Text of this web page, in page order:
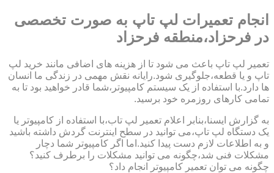
انجام تعمیرات لپ تاپ به صورت تخصصی
در فرحزاد،منطقه فرحزاد
تعمیر لپ تاپ باعث می شود تا از هزینه های اضافی مانند خرید لپ
تاپ و یا قطعه،جلوگیری شود.رایانه نقش مهمی در زندگی ما انسان
ها دارد.با استفاده از یک سیستم کامپیوتر،شما قادر خواهید بود تا به
تمامی کارهای روزمره خود برسید.
به گزارش ایسنا،بنابر اعلام تعمیر لپ تاب،با استفاده از کامپیوتر یا
یک دستگاه لپ تاپ،می توانید در سطح اینترنت گردش داشته باشید
و به اطلاعات لازم دست پیدا کنید.اما اگر کامپیوتر شما دچار
مشکلات فنی شد،چگونه می توانید مشکلات را برطرف کنید؟
چگونه می توان تعمیر کامپیوتر انجام داد؟